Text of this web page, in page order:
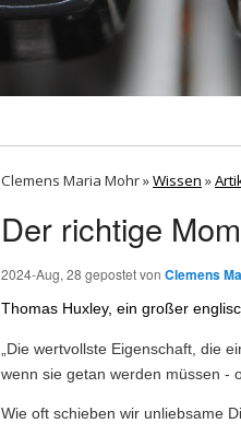
Clemens Maria Mohr »Wissen »
Der richtige
2024-Aug, 28 gepostet von Clemens
Thomas Huxley, ein großer
„Die wertvollste Eigenschaft, die
wenn sie getan werden müssen -
Wie oft schieben wir unliebsame